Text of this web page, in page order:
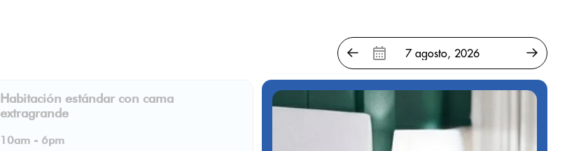
Habitación estándar con cama
extragrande
10am - 6pm